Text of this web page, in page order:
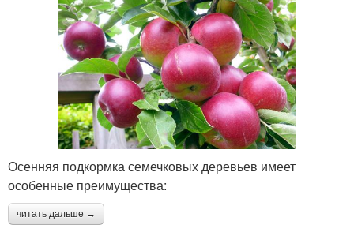
Осенняя подкормка семечковых деревьев имеет
особенные преимущества:
читать дальше →